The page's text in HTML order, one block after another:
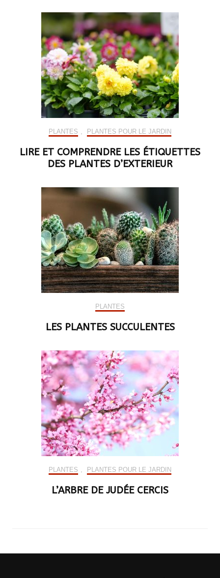
PLANTES PLANTES POUR LE JARDIN
LIRE ET COMPRENDRE LES ÉTIQUETTES
DES PLANTES D’EXTERIEUR
PLANTES
LES PLANTES SUCCULENTES
PLANTES PLANTES POUR LE JARDIN
L’ARBRE DE JUDÉE CERCIS